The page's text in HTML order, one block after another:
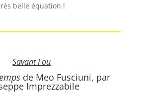
belle équation !
Savant Fou
de Meo Fusciuni, par
Imprezzabile